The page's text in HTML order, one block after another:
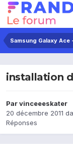
Samsung Galaxy
installation
Parvinceeeskater
20 décembre 2011
Réponses